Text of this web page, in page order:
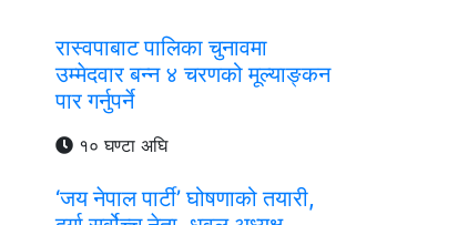
रास्वपाबाट पालिका चुनावमा
उम्मेदवार बन्न ४ चरणको मूल्याङ्कन
पार गर्नुपर्ने
१० घण्टा अघि
‘जय नेपाल पार्टी’ घोषणाको तयारी,